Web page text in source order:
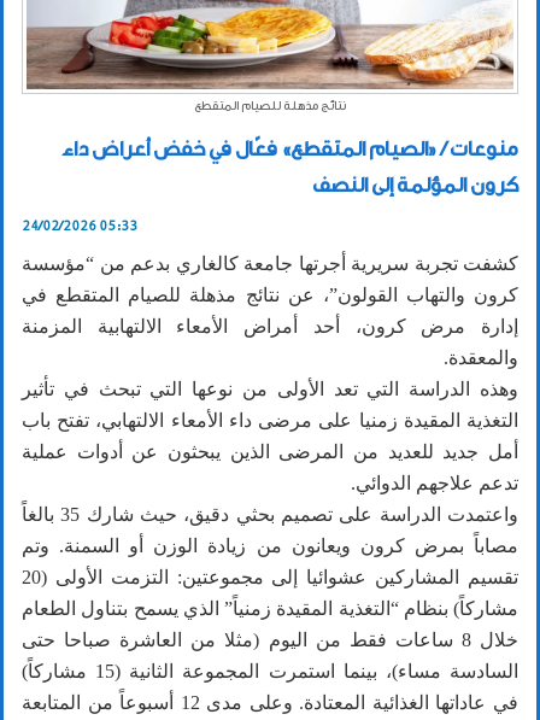
نتائج مذهلة للصيام المتقطع
منوعات / «الصيام المتقطع» فعّال في خفض أعراض داء
كرون المؤلمة إلى النصف
24/02/2026 05:33
كشفت تجربة سريرية أجرتها جامعة كالغاري بدعم من “مؤسسة
كرون والتهاب القولون”، عن نتائج مذهلة للصيام المتقطع في
إدارة مرض كرون، أحد أمراض الأمعاء الالتهابية المزمنة
والمعقدة.
وهذه الدراسة التي تعد الأولى من نوعها التي تبحث في تأثير
التغذية المقيدة زمنيا على مرضى داء الأمعاء الالتهابي، تفتح باب
أمل جديد للعديد من المرضى الذين يبحثون عن أدوات عملية
تدعم علاجهم الدوائي.
واعتمدت الدراسة على تصميم بحثي دقيق، حيث شارك 35 بالغاً
مصاباً بمرض كرون ويعانون من زيادة الوزن أو السمنة. وتم
تقسيم المشاركين عشوائيا إلى مجموعتين: التزمت الأولى (20
مشاركاً) بنظام “التغذية المقيدة زمنياً” الذي يسمح بتناول الطعام
خلال 8 ساعات فقط من اليوم (مثلا من العاشرة صباحا حتى
السادسة مساء)، بينما استمرت المجموعة الثانية (15 مشاركاً)
في عاداتها الغذائية المعتادة. وعلى مدى 12 أسبوعاً من المتابعة